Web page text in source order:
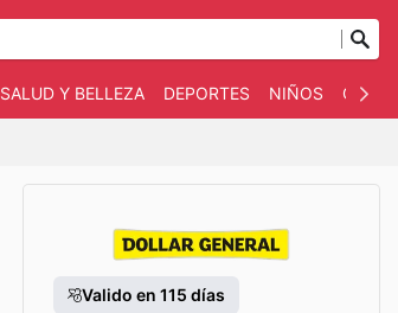
SALUD Y BELLEZA DEPORTES NIÑOS
Valido en 115 días